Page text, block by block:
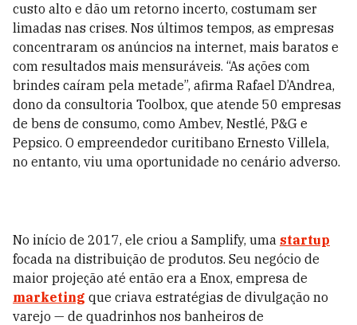
custo alto e dão um retorno incerto, costumam ser
limadas nas crises. Nos últimos tempos, as empresas
concentraram os anúncios na internet, mais baratos e
com resultados mais mensuráveis. “As ações com
brindes caíram pela metade”, afirma Rafael D’Andrea,
dono da consultoria Toolbox, que atende 50 empresas
de bens de consumo, como Ambev, Nestlé, P&G e
Pepsico. O empreendedor curitibano Ernesto Villela,
no entanto, viu uma oportunidade no cenário adverso.
No início de 2017, ele criou a Samplify, uma startup
focada na distribuição de produtos. Seu negócio de
maior projeção até então era a Enox, empresa de
marketing que criava estratégias de divulgação no
varejo — de quadrinhos nos banheiros de